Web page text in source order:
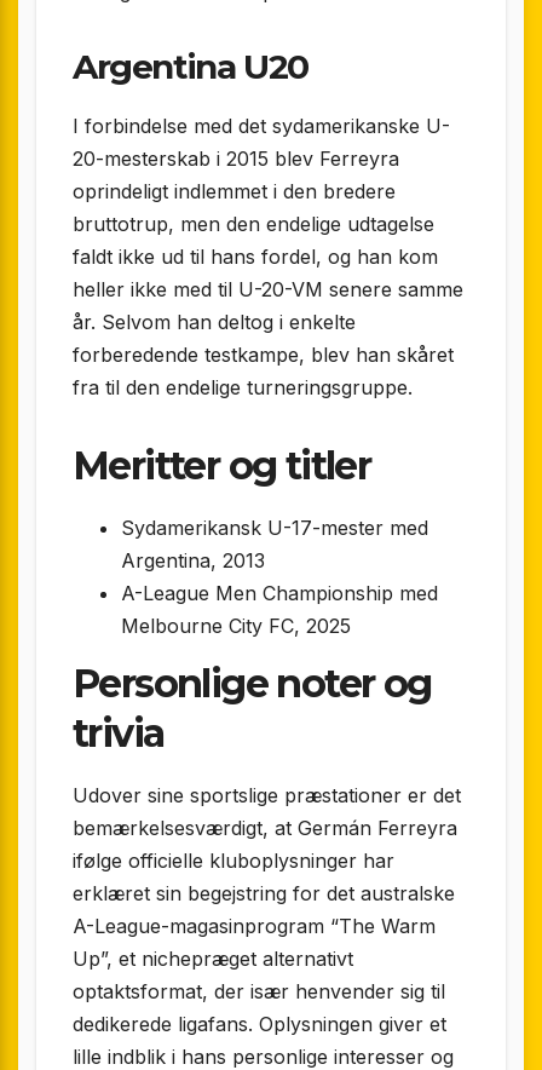
Argentina U20
I forbindelse med det sydamerikanske U-
20-mesterskab i 2015 blev Ferreyra
oprindeligt indlemmet i den bredere
bruttotrup, men den endelige udtagelse
faldt ikke ud til hans fordel, og han kom
heller ikke med til U-20-VM senere samme
år. Selvom han deltog i enkelte
forberedende testkampe, blev han skåret
fra til den endelige turneringsgruppe.
Meritter og titler
Sydamerikansk U-17-mester med
Argentina, 2013
A-League Men Championship med
Melbourne City FC, 2025
Personlige noter og
trivia
Udover sine sportslige præstationer er det
bemærkelsesværdigt, at Germán Ferreyra
ifølge officielle kluboplysninger har
erklæret sin begejstring for det australske
A-League-magasinprogram “The Warm
Up”, et nichepræget alternativt
optaktsformat, der især henvender sig til
dedikerede ligafans. Oplysningen giver et
lille indblik i hans personlige interesser og